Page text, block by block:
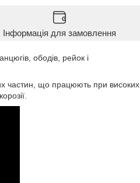
Інформація для замовлення
ободів, рейок і
частин, що працюють при високих